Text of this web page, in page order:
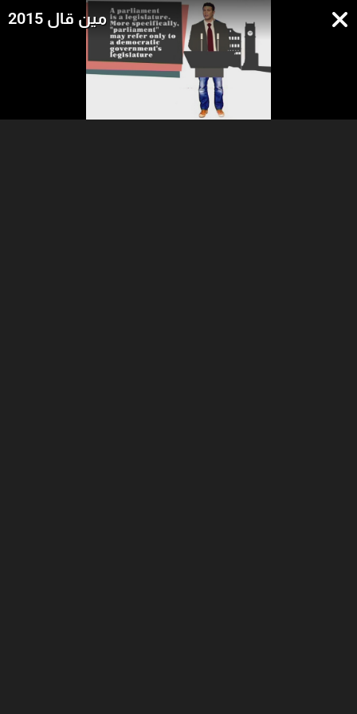
مين قال 2015